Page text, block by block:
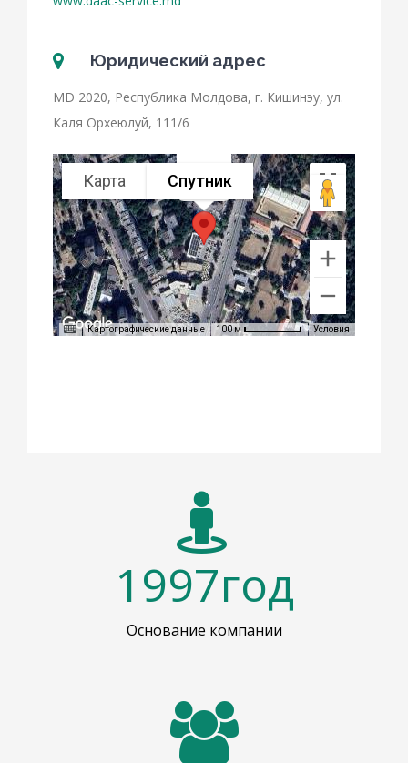
Юридический адрес
MD 2020, Республика Молдова, г. Кишинэу, ул.
Каля Орхеюлуй, 111/6
SKODA
Карта Спутник
Картографические данные 100 м Условия
1997год
Основание компании